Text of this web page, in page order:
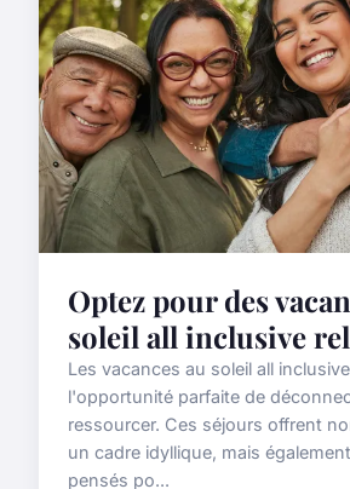
Optez pour des
soleil all inclusive
Les vacances au soleil all
l'opportunité parfaite de
ressourcer. Ces séjours offrent
un cadre idyllique, mais
pensés po...